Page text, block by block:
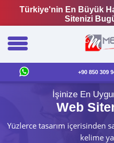
Türkiye'nin En Büyük
Sitenizi
+90 850 309
İşinize En
Web
Yüzlerce tasarım içerisinden
kelime